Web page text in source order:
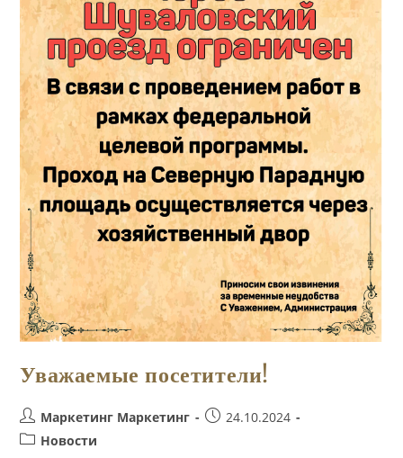
Уважаемые посетители!
Автор
записи:
Маркетинг Маркетинг
Запись24.10.2024
Рубрика
Новости